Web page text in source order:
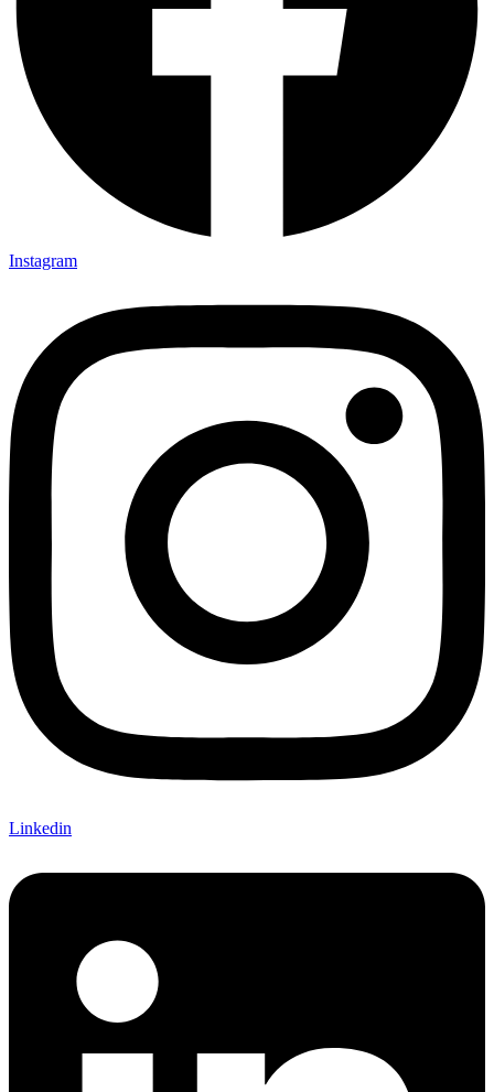
Instagram
Linkedin